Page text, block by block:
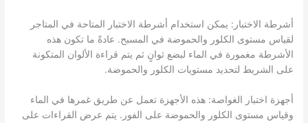
أشرطة الاختبار: يمكن استخدام أشرطة الاختبار المتاحة في المتاجر
لقياس مستوى الكلور والحموضة في المسبح. عادةً ما تكون هذه
الأشرطة مغمورة في الماء لبضع ثوانٍ ثم يتم قراءة الألوان المتكونة
على الشريط لتحديد مستويات الكلور والحموضة.
أجهزة اختبار الغواصة: هذه الأجهزة تعمل عن طريق غمرها في الماء
وقياس مستوى الكلور والحموضة على الفور. يتم عرض القراءات على